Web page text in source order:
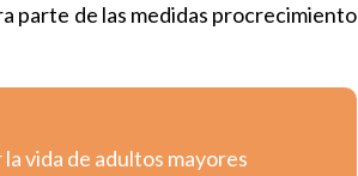
parte de las medidas procrecimiento
vida de adultos mayores